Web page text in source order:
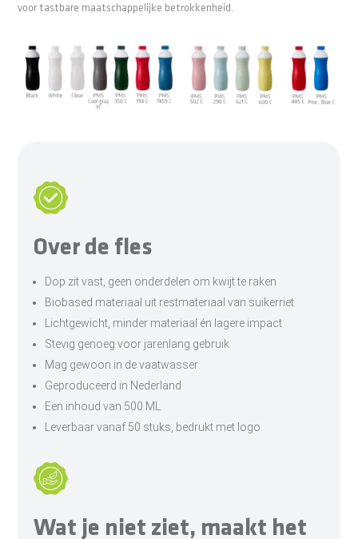
voor tastbare maatschappelijke betrokkenheid.
Over de fles
Dop zit vast, geen onderdelen om kwijt te raken
Biobased materiaal uit restmateriaal van suikerriet
Lichtgewicht, minder materiaal én lagere impact
Stevig genoeg voor jarenlang gebruik
Mag gewoon in de vaatwasser
Geproduceerd in Nederland
Een inhoud van 500 ML
Leverbaar vanaf 50 stuks, bedrukt met logo
Wat je niet ziet, maakt het